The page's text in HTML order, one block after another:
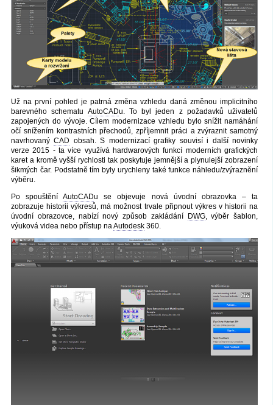
Už na první pohled je patrná změna vzhledu daná změnou implicitního
barevného schematu AutoCADu. To byl jeden z požadavků uživatelů
zapojených do vývoje. Cílem modernizace vzhledu bylo snížit namáhání
očí snížením kontrastních přechodů, zpříjemnit práci a zvýraznit samotný
navrhovanýCAD obsah. S modernizací grafiky souvisí i další novinky
verze 2015 - ta více využívá hardwarových funkcí moderních grafických
karet a kromě vyšší rychlosti tak poskytuje jemnější a plynulejší zobrazení
šikmých čar. Podstatně tím byly urychleny také funkce náhledu/zvýraznění
výběru.
Po spouštěníAutoCADu se objevuje nová úvodní obrazovka – ta
zobrazuje historii výkresů, má možnost trvale připnout výkres v historii na
úvodní obrazovce, nabízí nový způsob zakládání
DWG, výběr šablon,
výuková videa nebo přístup naAutodesk 360.